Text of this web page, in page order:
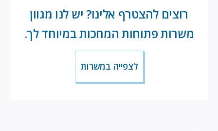
רוצים להצטרף אלינו? יש לנו מגוון
משרות פתוחות המחכות במיוחד לך.
לצפייה במשרות